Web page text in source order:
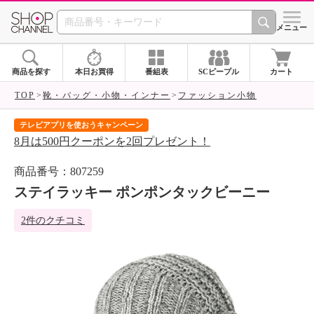
SHOP CHANNEL シメニュー
商品を探す 本日お買得 番組表 SCピープル カート
TOP 靴・バッグ・小物・インナー ファッション小物
テレビアプリを使おうキャンペーン
8月は500円クーポンを2回プレゼント！
商品番号：807259
ステイラッキー ポンポンタックビーニー
2件のクチコミ